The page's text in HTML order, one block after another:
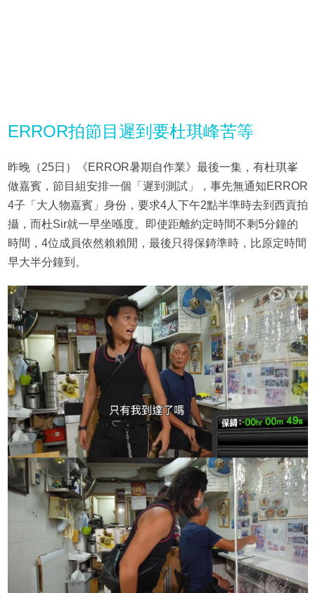
ERROR拍節目遲到要杜琪峰苦等
昨晚（25日）《ERROR暑期自作業》最後一集，有杜琪峯
做嘉賓，節目組安排一個「遲到測試」，事先無通知ERROR
4子「大人物嘉賓」身份，要求4人下午2點半準時去到西貢拍
攝，而杜Sir就一早坐喺度。即使距離約定時間不剩5分鐘的
時間，4位成員依然賴賴閒，最後只得保錡準時，比原定時間
早大半分鐘到。